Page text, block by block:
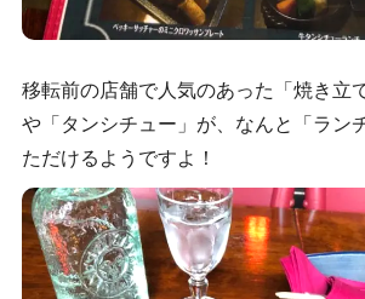
移転前の店舗で人気のあった「焼き立
や「タンシチュー」が、なんと「ラン
ただけるようですよ！